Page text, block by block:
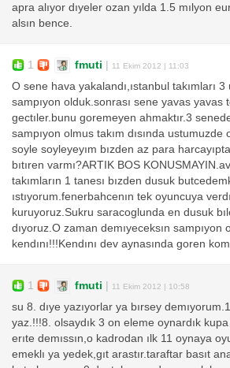
apra alıyor dıyeler ozan yılda 1.5 mılyon
alsın bence.
1 fmuti | 11 Ekim 2012 | 11:03
O sene hava yakalandı,ıstanbul takımları 3
sampıyon olduk.sonrası sene yavas yavas
gectıler.bunu goremeyen ahmaktır.3
sampıyon olmus takım dısında ustumuzde
soyle soyleyeyım bızden az para
bıtıren varmı?ARTIK BOS
takımların 1 tanesı bızden dusuk
ıstıyorum.fenerbahcenın tek oyuncuya
kuruyoruz.Sukru saracoglunda en dusuk
dıyoruz.O zaman demıyeceksın sampıyon
kendını!!!Kendını dev aynasında goren
1 fmuti | 11 Ekim 2012 | 10:58
su 8. dıye yazıyorlar ya bırsey
yaz.!!!8. olsaydık 3 on eleme oynardık
erıte demıssın,o kadrodan ılk 11 oynaya
emeklı ya yedek,gıt arastır.taraftar basıt